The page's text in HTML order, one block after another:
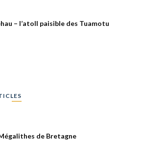
– l’atoll paisible des Tuamotu
de Bretagne